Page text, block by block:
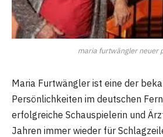
maria furtwängler neuer
Maria Furtwängler ist eine der
Persönlichkeiten im deutschen
erfolgreiche Schauspielerin und
Jahren immer wieder für